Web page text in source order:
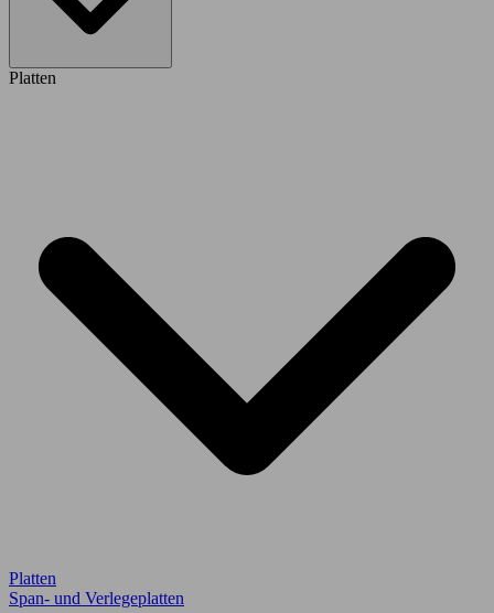
Platten
Platten
Span- und Verlegeplatten